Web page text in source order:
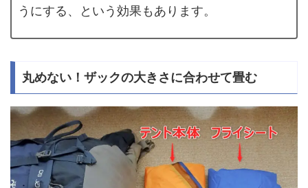
うにする、という効果もあります。
丸めない！ザックの大きさに合わせて畳む